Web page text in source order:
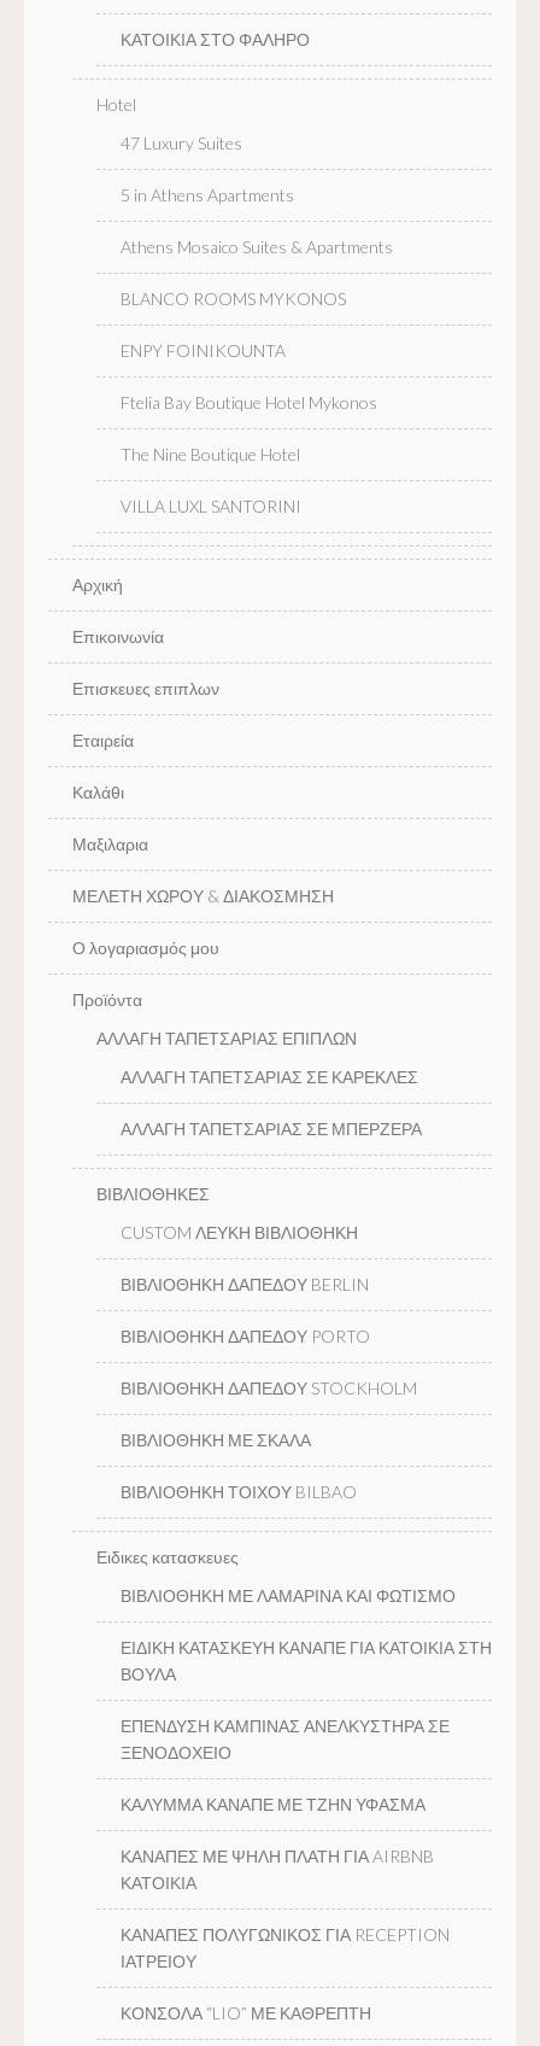
ΚΑΤΟΙΚΙΑ ΣΤΟ ΦΑΛΗΡΟ
Hotel
47 Luxury Suites
5 in Athens Apartments
Athens Mosaico Suites & Apartments
BLANCO ROOMS MYKONOS
ENPY FOINIKOUNTA
Ftelia Bay Boutique Hotel Mykonos
The Nine Boutique Hotel
VILLA LUXL SANTORINI
Αρχική
Επικοινωνία
Επισκευες επιπλων
Εταιρεία
Καλάθι
Μαξιλαρια
ΜΕΛΕΤΗ ΧΩΡΟΥ & ΔΙΑΚΟΣΜΗΣΗ
Ο λογαριασμός μου
Προϊόντα
ΑΛΛΑΓΗ ΤΑΠΕΤΣΑΡΙΑΣ ΕΠΙΠΛΩΝ
ΑΛΛΑΓΗ ΤΑΠΕΤΣΑΡΙΑΣ ΣΕ ΚΑΡΕΚΛΕΣ
ΑΛΛΑΓΗ ΤΑΠΕΤΣΑΡΙΑΣ ΣΕ ΜΠΕΡΖΕΡΑ
ΒΙΒΛΙΟΘΗΚΕΣ
CUSTOM ΛΕΥΚΗ ΒΙΒΛΙΟΘΗΚΗ
ΒΙΒΛΙΟΘΗΚΗ ΔΑΠΕΔΟΥ BERLIN
ΒΙΒΛΙΟΘΗΚΗ ΔΑΠΕΔΟΥ PORTO
ΒΙΒΛΙΟΘΗΚΗ ΔΑΠΕΔΟΥ STOCKHOLM
ΒΙΒΛΙΟΘΗΚΗ ΜΕ ΣΚΑΛΑ
ΒΙΒΛΙΟΘΗΚΗ ΤΟΙΧΟΥ BILBAO
Ειδικες κατασκευες
ΒΙΒΛΙΟΘΗΚΗ ΜΕ ΛΑΜΑΡΙΝΑ ΚΑΙ ΦΩΤΙΣΜΟ
ΕΙΔΙΚΗ ΚΑΤΑΣΚΕΥΗ ΚΑΝΑΠΕ ΓΙΑ ΚΑΤΟΙΚΙΑ ΣΤΗ
ΒΟΥΛΑ
ΕΠΕΝΔΥΣΗ ΚΑΜΠΙΝΑΣ ΑΝΕΛΚΥΣΤΗΡΑ ΣΕ
ΞΕΝΟΔΟΧΕΙΟ
ΚΑΛΥΜΜΑ ΚΑΝΑΠΕ ΜΕ ΤΖΗΝ ΥΦΑΣΜΑ
ΚΑΝΑΠΕΣ ΜΕ ΨΗΛΗ ΠΛΑΤΗ ΓΙΑ AIRBNB
ΚΑΤΟΙΚΙΑ
ΚΑΝΑΠΕΣ ΠΟΛΥΓΩΝΙΚΟΣ ΓΙΑ RECEPTION
ΙΑΤΡΕΙΟΥ
ΚΟΝΣΟΛΑ “LIO” ΜΕ ΚΑΘΡΕΠΤΗ